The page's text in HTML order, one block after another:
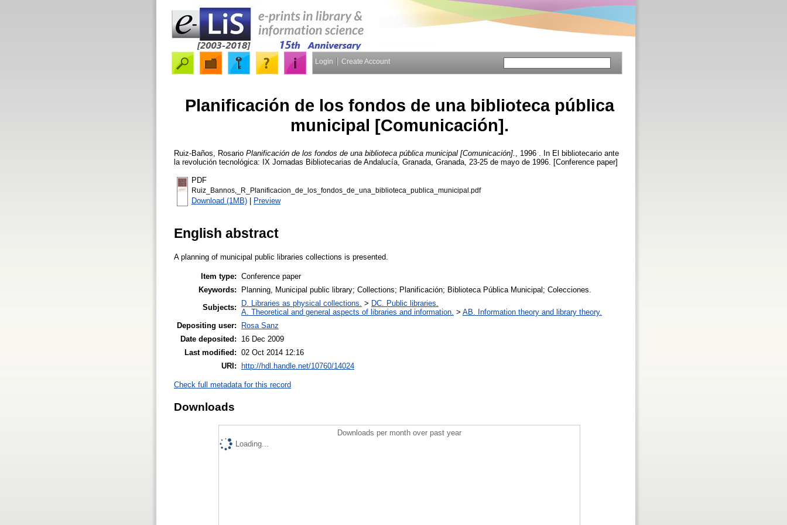
Login Create Account
Planificación de los fondos de una biblioteca pública
municipal [Comunicación].
Ruiz-Baños, Rosario Planificación de los fondos de una biblioteca pública municipal [Comunicación].
, 1996 . In El bibliotecario ante
la revolución tecnológica: IX Jornadas Bibliotecarias de Andalucía, Granada, Granada, 23-25 de mayo de 1996. [Conference paper]
PDF
Ruiz_Bannos,_R_Planificacion_de_los_fondos_de_una_biblioteca_publica_municipal.pdf
Download (1MB) | Preview
English abstract
A planning of municipal public libraries collections is presented.
Item type: Conference paper
Keywords:
Planning, Municipal public library; Collections; Planificación; Biblioteca Pública Municipal; Colecciones.
Subjects:
D. Libraries as physical collections. > DC. Public libraries.
A. Theoretical and general aspects of libraries and information. > AB. Information theory and library theory.
Depositing user:
Rosa Sanz
Date deposited:
16 Dec 2009
Last modified: 02 Oct 2014 12:16
URI: http://hdl.handle.net/10760/14024
Check full metadata for this record
Downloads
Downloads per month over past year
Loading...